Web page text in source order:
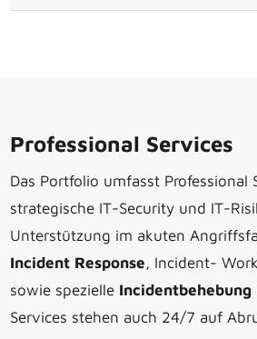
Professional Services
Das Portfolio umfasst Professional
strategische IT-Security und IT-
Unterstützung im akuten
Incident Response, Incident-
sowie spezielle Incidentbehebung
Services stehen auch 24/7 auf